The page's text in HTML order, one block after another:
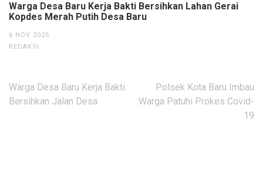
Warga Desa Baru Kerja Bakti Bersihkan Lahan Gerai
Kopdes Merah Putih Desa Baru
6 NOV 2025
REDAKSI
Navigasi
pos
Warga Desa Baru Kerja Bakti
Bersihkan Jalan Desa
Polsek Kota Baru Imbau
Warga Patuhi Prokes Covid-
19